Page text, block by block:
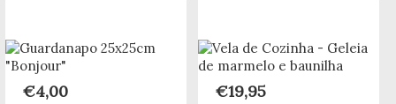
€4,00 €19,95